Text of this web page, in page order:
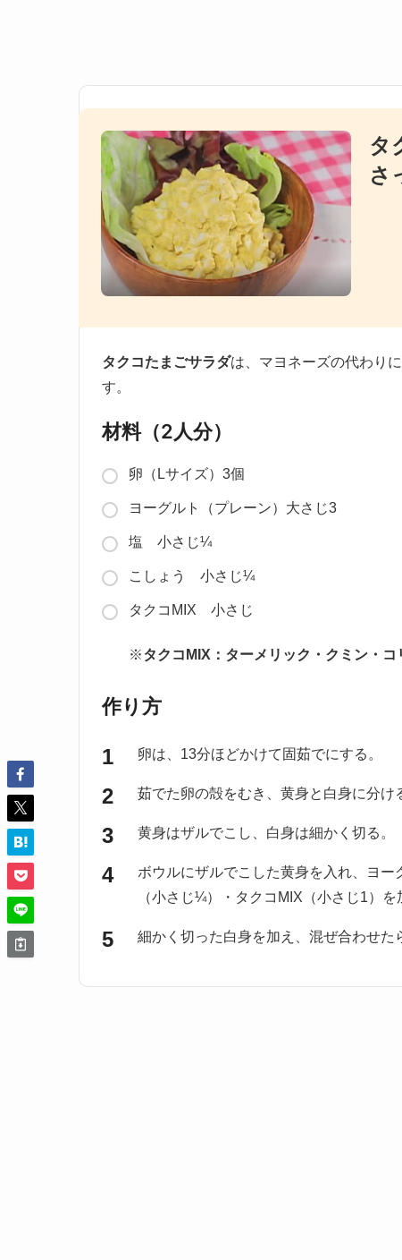
タ
さ
タクコたまごサラダは、マヨネーズの代わり
す。
材料（2人分）
卵（Lサイズ）3個
ヨーグルト（プレーン）大さじ3
塩 小さじ¼
こしょう 小さじ¼
タクコMIX 小さじ
※タクコMIX：ターメリック・クミン・
作り方
卵は、13分ほどかけて固茹でにする。
茹でた卵の殻をむき、黄身と白身に分け
黄身はザルでこし、白身は細かく切る。
ボウルにザルでこした黄身を入れ、ヨ
（小さじ¼）・タクコMIX（小さじ1）を
細かく切った白身を加え、混ぜ合わせた